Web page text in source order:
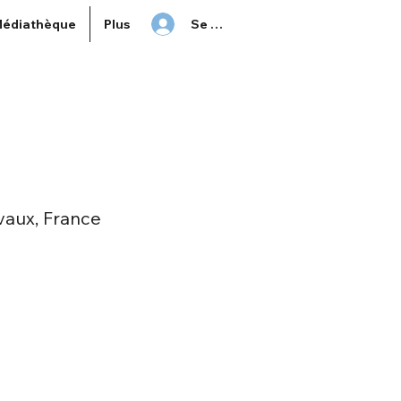
Plus Se connecter
France